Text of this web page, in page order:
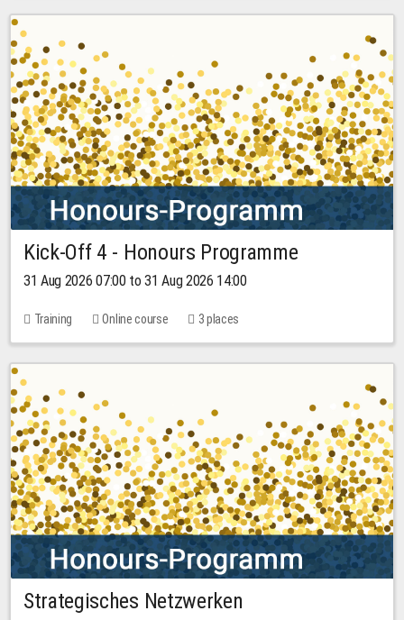
Kick-Off 4 - Honours Programme
31 Aug 2026 07:00 to 31 Aug 2026 14:00
Training Online course 3 places
Strategisches Netzwerken